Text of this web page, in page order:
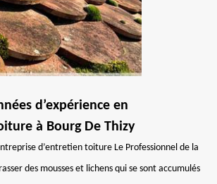
d’expérience en
à Bourg De Thizy
d’entretien toiture Le Professionnel de la
des mousses et lichens qui se sont accumulés